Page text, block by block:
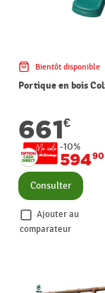
Bientôt disponible
Portique en bois
661€
-10%
59490
Consulter
Ajouter au
comparateur